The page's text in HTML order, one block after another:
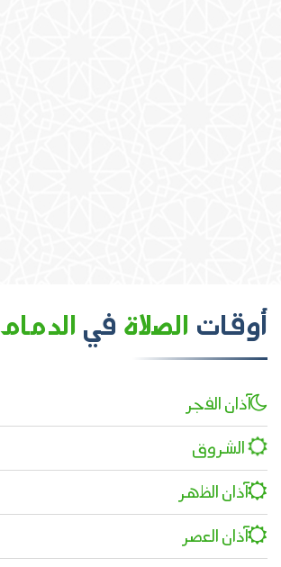
أوقات الصلاة في الدمام
آذان الفجر
الشروق
آذان الظهر
آذان العصر